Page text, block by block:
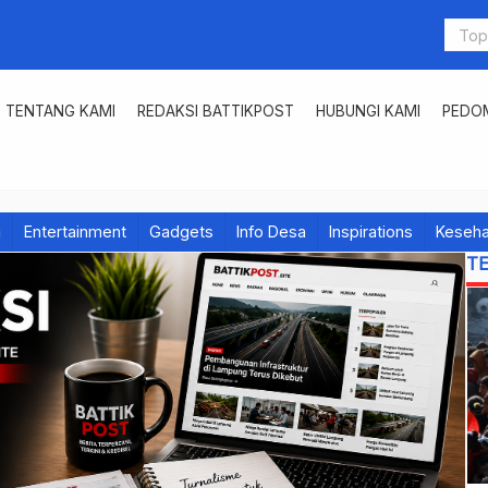
TENTANG KAMI REDAKSI BATTIKPOST HUBUNGI KAMI
Entertainment Gadgets Info Desa Inspirations